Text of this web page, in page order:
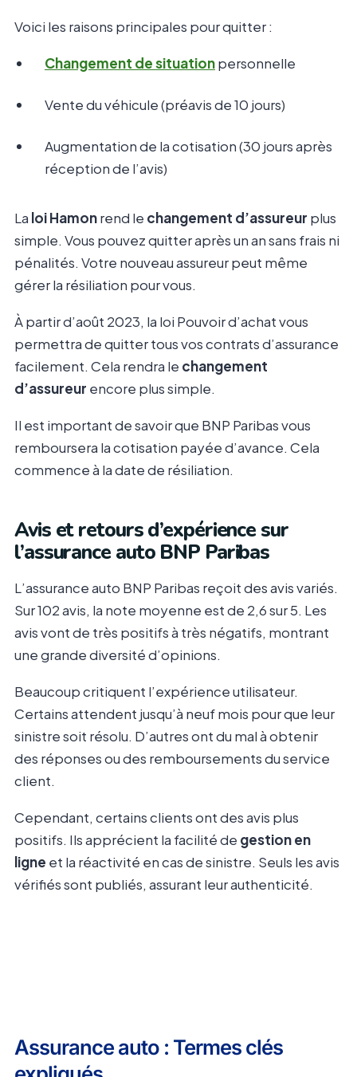
Voici les raisons principales pour quitter :
Changement de situationpersonnelle
Vente du véhicule (préavis de 10 jours)
Augmentation de la cotisation (30 jours après
réception de l’avis)
La loi Hamonrend le changement d’assureur plus
simple. Vous pouvez quitter après un an sans frais ni
pénalités. Votre nouveau assureur peut même
gérer la résiliation pour vous.
À partir d’août 2023, la loi Pouvoir d’achat vous
permettra de quitter tous vos contrats d’assurance
facilement. Cela rendra le changement
d’assureur encore plus simple.
Il est important de savoir que BNP Paribas vous
remboursera la cotisation payée d’avance. Cela
commence à la date de résiliation.
Avis et retours d’expérience sur
l’assurance auto BNP Paribas
L’assurance auto BNP Paribas reçoit des avis variés.
Sur 102 avis, la note moyenne est de 2,6 sur 5. Les
avis vont de très positifs à très négatifs, montrant
une grande diversité d’opinions.
Beaucoup critiquent l’expérience utilisateur.
Certains attendent jusqu’à neuf mois pour que leur
sinistre soit résolu. D’autres ont du mal à obtenir
des réponses ou des remboursements du service
client.
Cependant, certains clients ont des avis plus
positifs. Ils apprécient la facilité de gestion en
ligne et la réactivité en cas de sinistre. Seuls les avis
vérifiés sont publiés, assurant leur authenticité.
Assurance auto : Termes clés